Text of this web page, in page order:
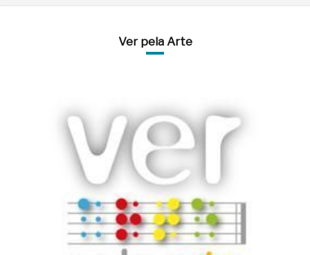
Ver pela Arte